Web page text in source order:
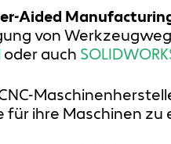
Aided
von
oder auch
CNC-
für ihre Maschinen